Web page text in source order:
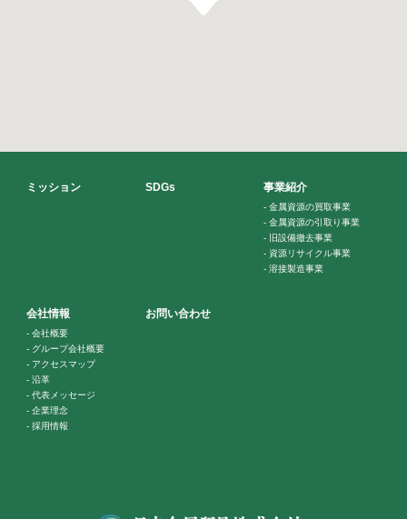
ミッション SDGs 事業紹介
-金属資源の買取事業
-金属資源の引取り事業
-
旧設備撤去事業
- 資源リサイクル事業
-溶接製造事業
会社情報
- 会社概要
- グループ会社概要
- アクセスマップ
- 沿革
- 代表メッセージ
- 企業理念
- 採用情報
お問い合わせ